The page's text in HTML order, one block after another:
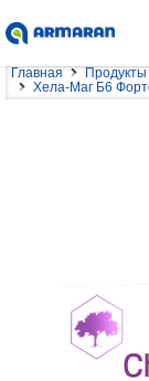
Главная
Хела-Маг Б6